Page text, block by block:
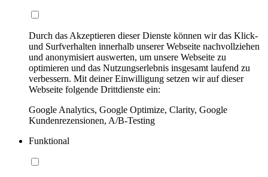
Durch das Akzeptieren dieser Dienste können wir das Klick-
und Surfverhalten innerhalb unserer Webseite nachvollziehen
und anonymisiert auswerten, um unsere Webseite zu
optimieren und das Nutzungserlebnis insgesamt laufend zu
verbessern. Mit deiner Einwilligung setzen wir auf dieser
Webseite folgende Drittdienste ein:
Google Analytics, Google Optimize, Clarity, Google
Kundenrezensionen, A/B-Testing
Funktional